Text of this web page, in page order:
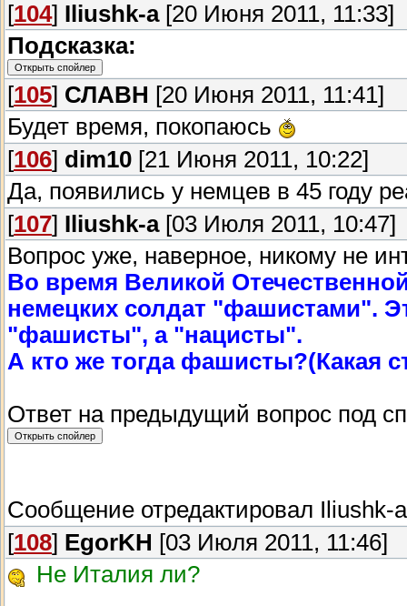
[104] Iliushk-a[20 Июня 2011, 11:33]
Подсказка:
[105] СЛАВН [20 Июня 2011, 11:41]
Будет время, покопаюсь
[106] dim10 [21 Июня 2011, 10:22]
Да, появились у немцев в 45 году
[107] Iliushk-a[03 Июля 2011, 10:47]
Вопрос уже, наверное, никому не
Во время Великой
немецких солдат "фашистами".
"фашисты", а "нацисты".
А кто же тогда фашисты?(Какая
Ответ на предыдущий вопрос под
Сообщение отредактировал Iliushk-a
[108] EgorKH [03 Июля 2011, 11:46]
Не Италия ли?